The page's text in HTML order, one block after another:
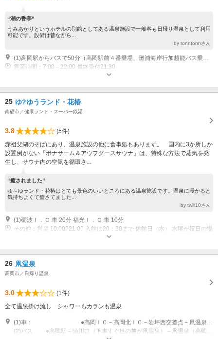
“潮の香亭”
うみあかりというホテルの別館としてある温泉施設で一般客も日帰り温泉として利用
可能です。設備は昔ながら...
by tonntonnさん
(1)高岡駅からバスで50分（高岡駅前４番乗場、灘浦海岸行加越能バス乗車） 灘浦ＩＣから車で2分
営業時間：7:00～22:00 最終受付21:30
25 ゆ?ゆうランド・花椿
南砺市／健康ランド・スーパー銭湯
3.8
(5件)
赤祖父湖のそばにあり、温泉施設の他に食事処もあります。 国内に3か所しか
設置例がない「ボナサーム＆アウフグースサウナ」は、特殊な方法で蒸気を発
生し、サウナ内の空気を循環さ...
“癒されました”
ゆ～ゆランド・花椿はとても景色のいいところにある温泉施設です。温泉に浸かると
気持ちよくて癒さてました...
by twill10さん
(1)砺波Ｉ．Ｃ 車 20分 福光Ｉ．Ｃ 車 10分
その他：営業 10:00?21:00 入館は20：30まで 休館日（水） 水曜が祝日の場
26 凧温泉
高岡市／日帰り温泉
3.0
(1件)
全て温泉掛け流し シャワーもカランも温泉